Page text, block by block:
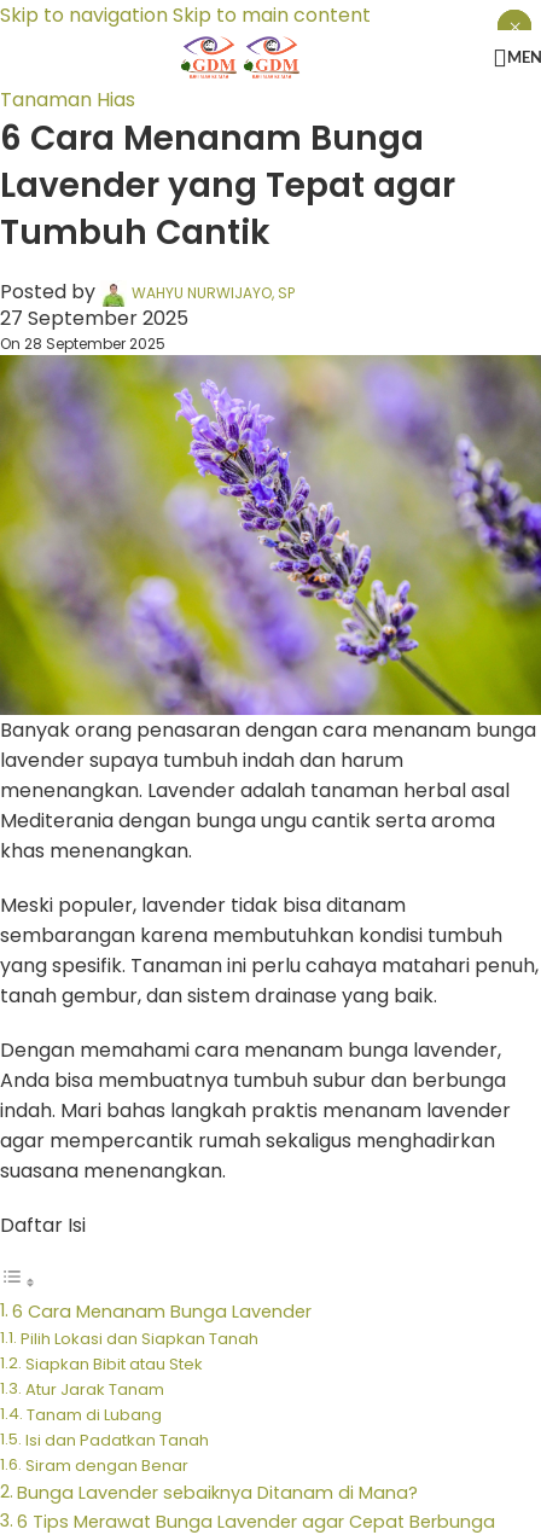
Skip to navigationSkip to main content
Tanaman Hias
6 Cara Menanam Bunga
Lavender yang Tepat agar
Tumbuh Cantik
Posted by WAHYU NURWIJAYO, SP
27 September 2025
On 28 September 2025
Banyak orang penasaran dengan cara menanam bunga
lavender supaya tumbuh indah dan harum
menenangkan. Lavender adalah tanaman herbal asal
Mediterania dengan bunga ungu cantik serta aroma
khas menenangkan.
Meski populer, lavender tidak bisa ditanam
sembarangan karena membutuhkan kondisi tumbuh
yang spesifik. Tanaman ini perlu cahaya matahari penuh,
tanah gembur, dan sistem drainase yang baik.
Dengan memahami cara menanam bunga lavender,
Anda bisa membuatnya tumbuh subur dan berbunga
indah. Mari bahas langkah praktis menanam lavender
agar mempercantik rumah sekaligus menghadirkan
suasana menenangkan.
Daftar Isi
6 Cara Menanam Bunga Lavender
Pilih Lokasi dan Siapkan Tanah
Siapkan Bibit atau Stek
Atur Jarak Tanam
Tanam di Lubang
Isi dan Padatkan Tanah
Siram dengan Benar
Bunga Lavender sebaiknya Ditanam di Mana?
6 Tips Merawat Bunga Lavender agar Cepat Berbunga
×
×
×